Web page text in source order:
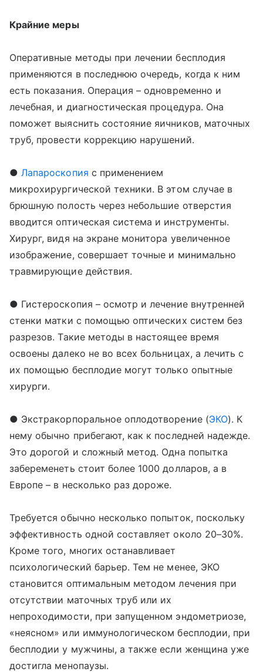
Крайние меры
Оперативные методы при лечении бесплодия
применяются в последнюю очередь, когда к ним
есть показания. Операция – одновременно и
лечебная, и диагностическая процедура. Она
поможет выяснить состояние яичников, маточных
труб, провести коррекцию нарушений.
●Лапароскопия с применением
микрохирургической техники. В этом случае в
брюшную полость через небольшие отверстия
вводится оптическая система и инструменты.
Хирург, видя на экране монитора увеличенное
изображение, совершает точные и минимально
травмирующие действия.
● Гистероскопия – осмотр и лечение внутренней
стенки матки с помощью оптических систем без
разрезов. Такие методы в настоящее время
освоены далеко не во всех больницах, а лечить с
их помощью бесплодие могут только опытные
хирурги.
● Экстракорпоральное оплодотворение (ЭКО). К
нему обычно прибегают, как к последней надежде.
Это дорогой и сложный метод. Одна попытка
забеременеть стоит более 1000 долларов, а в
Европе – в несколько раз дороже.
Требуется обычно несколько попыток, поскольку
эффективность одной составляет около 20–30%.
Кроме того, многих останавливает
психологический барьер. Тем не менее, ЭКО
становится оптимальным методом лечения при
отсутствии маточных труб или их
непроходимости, при запущенном эндометриозе,
«неясном» или иммунологическом бесплодии, при
бесплодии у мужчины, а также если женщина уже
достигла менопаузы.